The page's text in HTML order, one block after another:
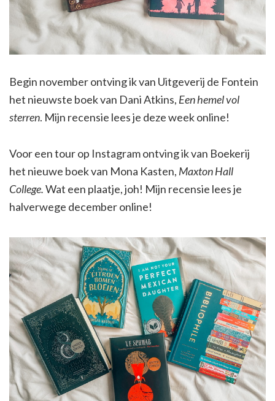
Begin november ontving ik van Uitgeverij de Fontein
het nieuwste boek van Dani Atkins, Een hemel vol
sterren. Mijn recensie lees je deze week online!
Voor een tour op Instagram ontving ik van Boekerij
het nieuwe boek van Mona Kasten, Maxton Hall
College.Wat een plaatje, joh! Mijn recensie lees je
halverwege december online!